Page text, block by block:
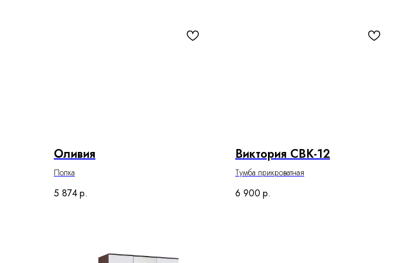
Оливия
Полка
5 874р.
Виктория СВК-12
Тумба прикроватная
6 900 р.